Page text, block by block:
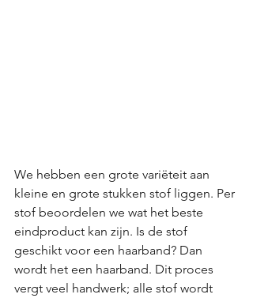
We hebben een grote variëteit aan
kleine en grote stukken stof liggen. Per
stof beoordelen we wat het beste
eindproduct kan zijn. Is de stof
geschikt voor een haarband? Dan
wordt het een haarband. Dit proces
vergt veel handwerk; alle stof wordt